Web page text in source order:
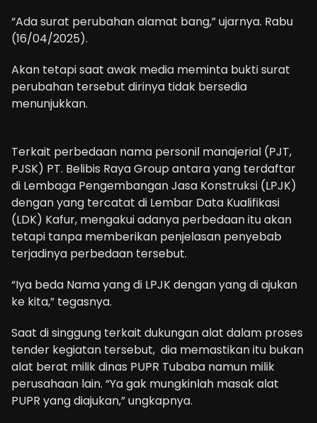
“Ada surat perubahan alamat bang,” ujarnya. Rabu
(16/04/2025).
Akan tetapi saat awak media meminta bukti surat
perubahan tersebut dirinya tidak bersedia
menunjukkan.
Terkait perbedaan nama personil manajerial (PJT,
PJSK) PT. Belibis Raya Group antara yang terdaftar
di Lembaga Pengembangan Jasa Konstruksi (LPJK)
dengan yang tercatat di Lembar Data Kualifikasi
(LDK) Kafur, mengakui adanya perbedaan itu akan
tetapi tanpa memberikan penjelasan penyebab
terjadinya perbedaan tersebut.
“Iya beda Nama yang di LPJK dengan yang di ajukan
ke kita,” tegasnya.
Saat di singgung terkait dukungan alat dalam proses
tender kegiatan tersebut, dia memastikan itu bukan
alat berat milik dinas PUPR Tubaba namun milik
perusahaan lain. “Ya gak mungkinlah masak alat
PUPR yang diajukan,” ungkapnya.